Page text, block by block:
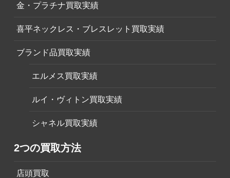
金・プラチナ買取実績
喜平ネックレス・ブレスレット買取実績
ブランド品買取実績
エルメス買取実績
ルイ・ヴィトン買取実績
シャネル買取実績
2つの買取方法
店頭買取